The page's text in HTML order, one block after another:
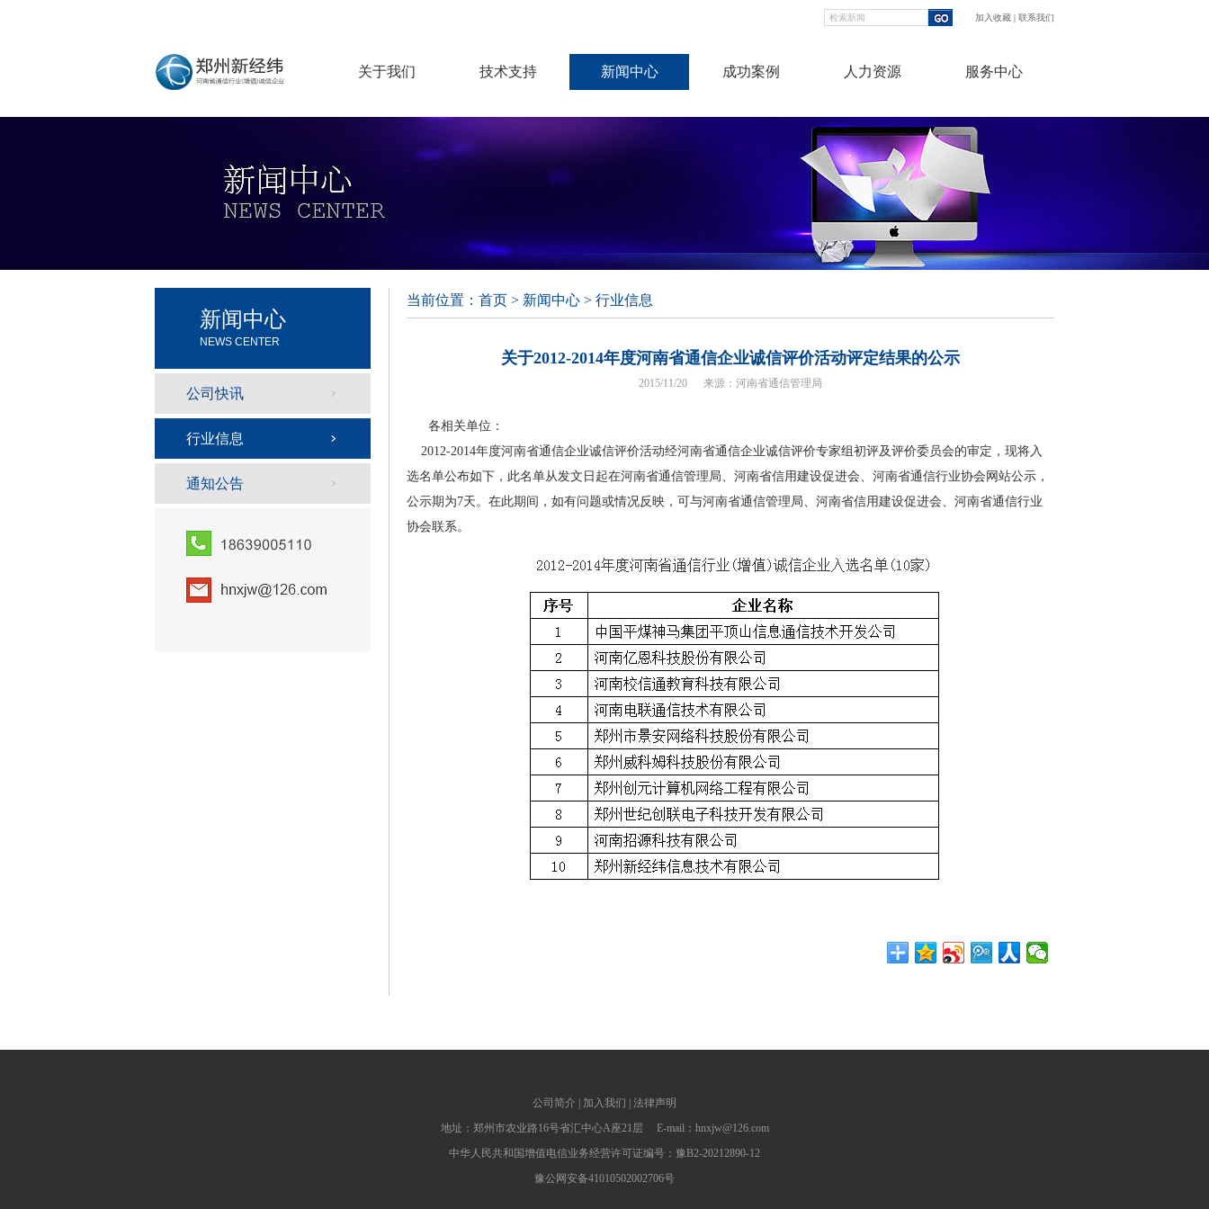
加入收藏 | 联系我们
关于我们 技术支持 新闻中心 成功案例 人力资源 服务中心
新闻中心
NEWS CENTER
公司快讯
行业信息
通知公告
当前位置： 首页 > 新闻中心 > 行业信息
关于2012-2014年度河南省通信企业诚信评价活动评定结果的公示
2015/11/20 来源：河南省通信管理局
各相关单位：
2012-2014年度河南省通信企业诚信评价活动经河南省通信企业诚信评价专家组初评及评价委员会的审定，现将入
选名单公布如下，此名单从发文日起在河南省通信管理局、河南省信用建设促进会、河南省通信行业协会网站公示，
公示期为7天。在此期间，如有问题或情况反映，可与河南省通信管理局、河南省信用建设促进会、河南省通信行业
协会联系。
公司简介 加入我们
法律声明
地址：郑州市农业路16号省汇中心A座21层 E-mail：hnxjw@126.com
中华人民共和国增值电信业务经营许可证编号：豫B2-20212890-12
豫公网安备41010502002706号